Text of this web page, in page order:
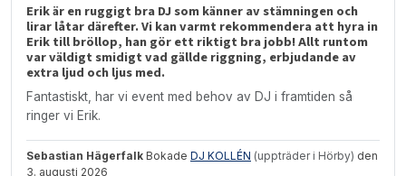
Erik är en ruggigt bra DJ som känner av stämningen och
lirar låtar därefter. Vi kan varmt rekommendera att hyra in
Erik till bröllop, han gör ett riktigt bra jobb! Allt runtom
var väldigt smidigt vad gällde riggning, erbjudande av
extra ljud och ljus med.
Fantastiskt, har vi event med behov av DJ i framtiden så
ringer vi Erik.
Sebastian Hägerfalk Bokade DJ KOLLÉN (uppträder i Hörby) den
3. augusti 2026